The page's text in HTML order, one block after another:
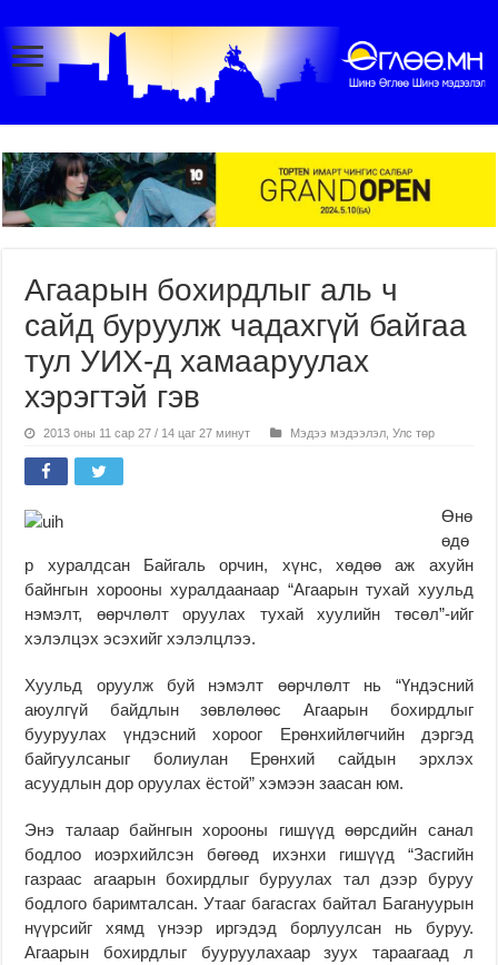
Агаарын бохирдлыг аль ч
сайд буруулж чадахгүй байгаа
тул УИХ-д хамааруулах
хэрэгтэй гэв
2013 оны 11 сар 27 / 14 цаг 27 минут Мэдээ мэдээлэл ,Улс төр
Өнө
өдө
р хуралдсан Байгаль орчин, хүнс, хөдөө аж ахуйн
байнгын хорооны хуралдаанаар “Агаарын тухай хуульд
нэмэлт, өөрчлөлт оруулах тухай хуулийн төсөл”-ийг
хэлэлцэх эсэхийг хэлэлцлээ.
Хуульд оруулж буй нэмэлт өөрчлөлт нь “Үндэсний
аюулгүй байдлын зөвлөлөөс Агаарын бохирдлыг
бууруулах үндэсний хороог Ерөнхийлөгчийн дэргэд
байгуулсаныг болиулан Ерөнхий сайдын эрхлэх
асуудлын дор оруулах ёстой” хэмээн заасан юм.
Энэ талаар байнгын хорооны гишүүд өөрсдийн санал
бодлоо иоэрхийлсэн бөгөөд ихэнхи гишүүд “Засгийн
газраас агаарын бохирдлыг буруулах тал дээр буруу
бодлого баримталсан. Утааг багасгах байтал Багануурын
нүүрсийг хямд үнээр иргэдэд борлуулсан нь буруу.
Агаарын бохирдлыг бууруулахаар зуух тараагаад л